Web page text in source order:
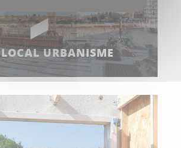
URBANISME